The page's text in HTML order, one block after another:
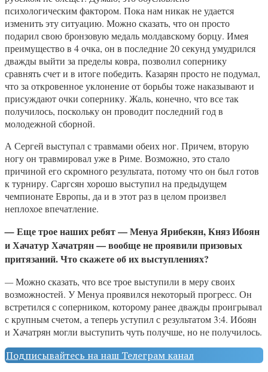
психологическим фактором. Пока нам никак не удается
изменить эту ситуацию. Можно сказать, что он просто
подарил свою бронзовую медаль молдавскому борцу. Имея
преимущество в 4 очка, он в последние 20 секунд умудрился
дважды выйти за пределы ковра, позволил сопернику
сравнять счет и в итоге победить. Казарян просто не подумал,
что за откровенное уклонение от борьбы тоже наказывают и
присуждают очки сопернику. Жаль, конечно, что все так
получилось, поскольку он проводит последний год в
молодежной сборной.
А Сергей выступал с травмами обеих ног. Причем, вторую
ногу он травмировал уже в Риме. Возможно, это стало
причиной его скромного результата, потому что он был готов
к турниру. Саргсян хорошо выступил на предыдущем
чемпионате Европы, да и в этот раз в целом произвел
неплохое впечатление.
—Еще трое наших ребят — Менуа Ярибекян, Княз Ибоян
и Хачатур Хачатрян — вообще не проявили призовых
притязаний. Что скажете об их выступлениях?
—Можно сказать, что все трое выступили в меру своих
возможностей. У Менуа проявился некоторый прогресс. Он
встретился с соперником, которому ранее дважды проигрывал
с крупным счетом, а теперь уступил с результатом 3:4. Ибоян
и Хачатрян могли выступить чуть получше, но не получилось.
Подписывайтесь на наш Телеграм канал